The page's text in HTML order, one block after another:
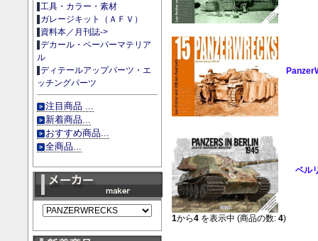
工具・カラー・素材
ガレージキット（ＡＦＶ）
資料本／月刊誌->
デカール・ペーパーマテリア
ル
ディテールアップパーツ・エ
ッチングパーツ
注目商品 ...
新着商品...
おすすめ商品...
全商品...
ベル
1から4を表示中 (商品の数: 4)